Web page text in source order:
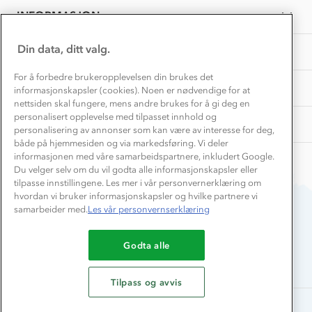
2026
L.
Jul
2026
INFORMASJON
OM OSS
Samarbeide med oss?
TIPS OG RÅD
Store størrelser
Turmat oppskrifter
Beredskap
AKTIVITETER
Leirskole 🥾
Barnehageansatt
Tips til hyttetur
Du betaler enkelt med
Din data, ditt valg.
For å forbedre brukeropplevelsen din brukes det
informasjonskapsler (cookies). Noen er nødvendige for at
nettsiden skal fungere, mens andre brukes for å gi deg en
personalisert opplevelse med tilpasset innhold og
personalisering av annonser som kan være av interesse for deg,
både på hjemmesiden og via markedsføring. Vi deler
informasjonen med våre samarbeidspartnere, inkludert Google.
Du velger selv om du vil godta alle informasjonskapsler eller
tilpasse innstillingene. Les mer i vår personvernerklæring om
hvordan vi bruker informasjonskapsler og hvilke partnere vi
samarbeider med.Les vår personvernserklæring
Godta alle
Tilpass og avvis